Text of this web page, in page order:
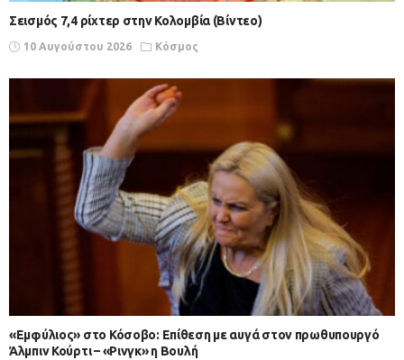
Σεισμός 7,4 ρίχτερ στην Κολομβία (Βίντεο)
10 Αυγούστου 2026 Κόσμος
«Εμφύλιος» στο Κόσοβο: Επίθεση με αυγά στον πρωθυπουργό
Άλμπιν Κούρτι – «Ρινγκ» η Βουλή